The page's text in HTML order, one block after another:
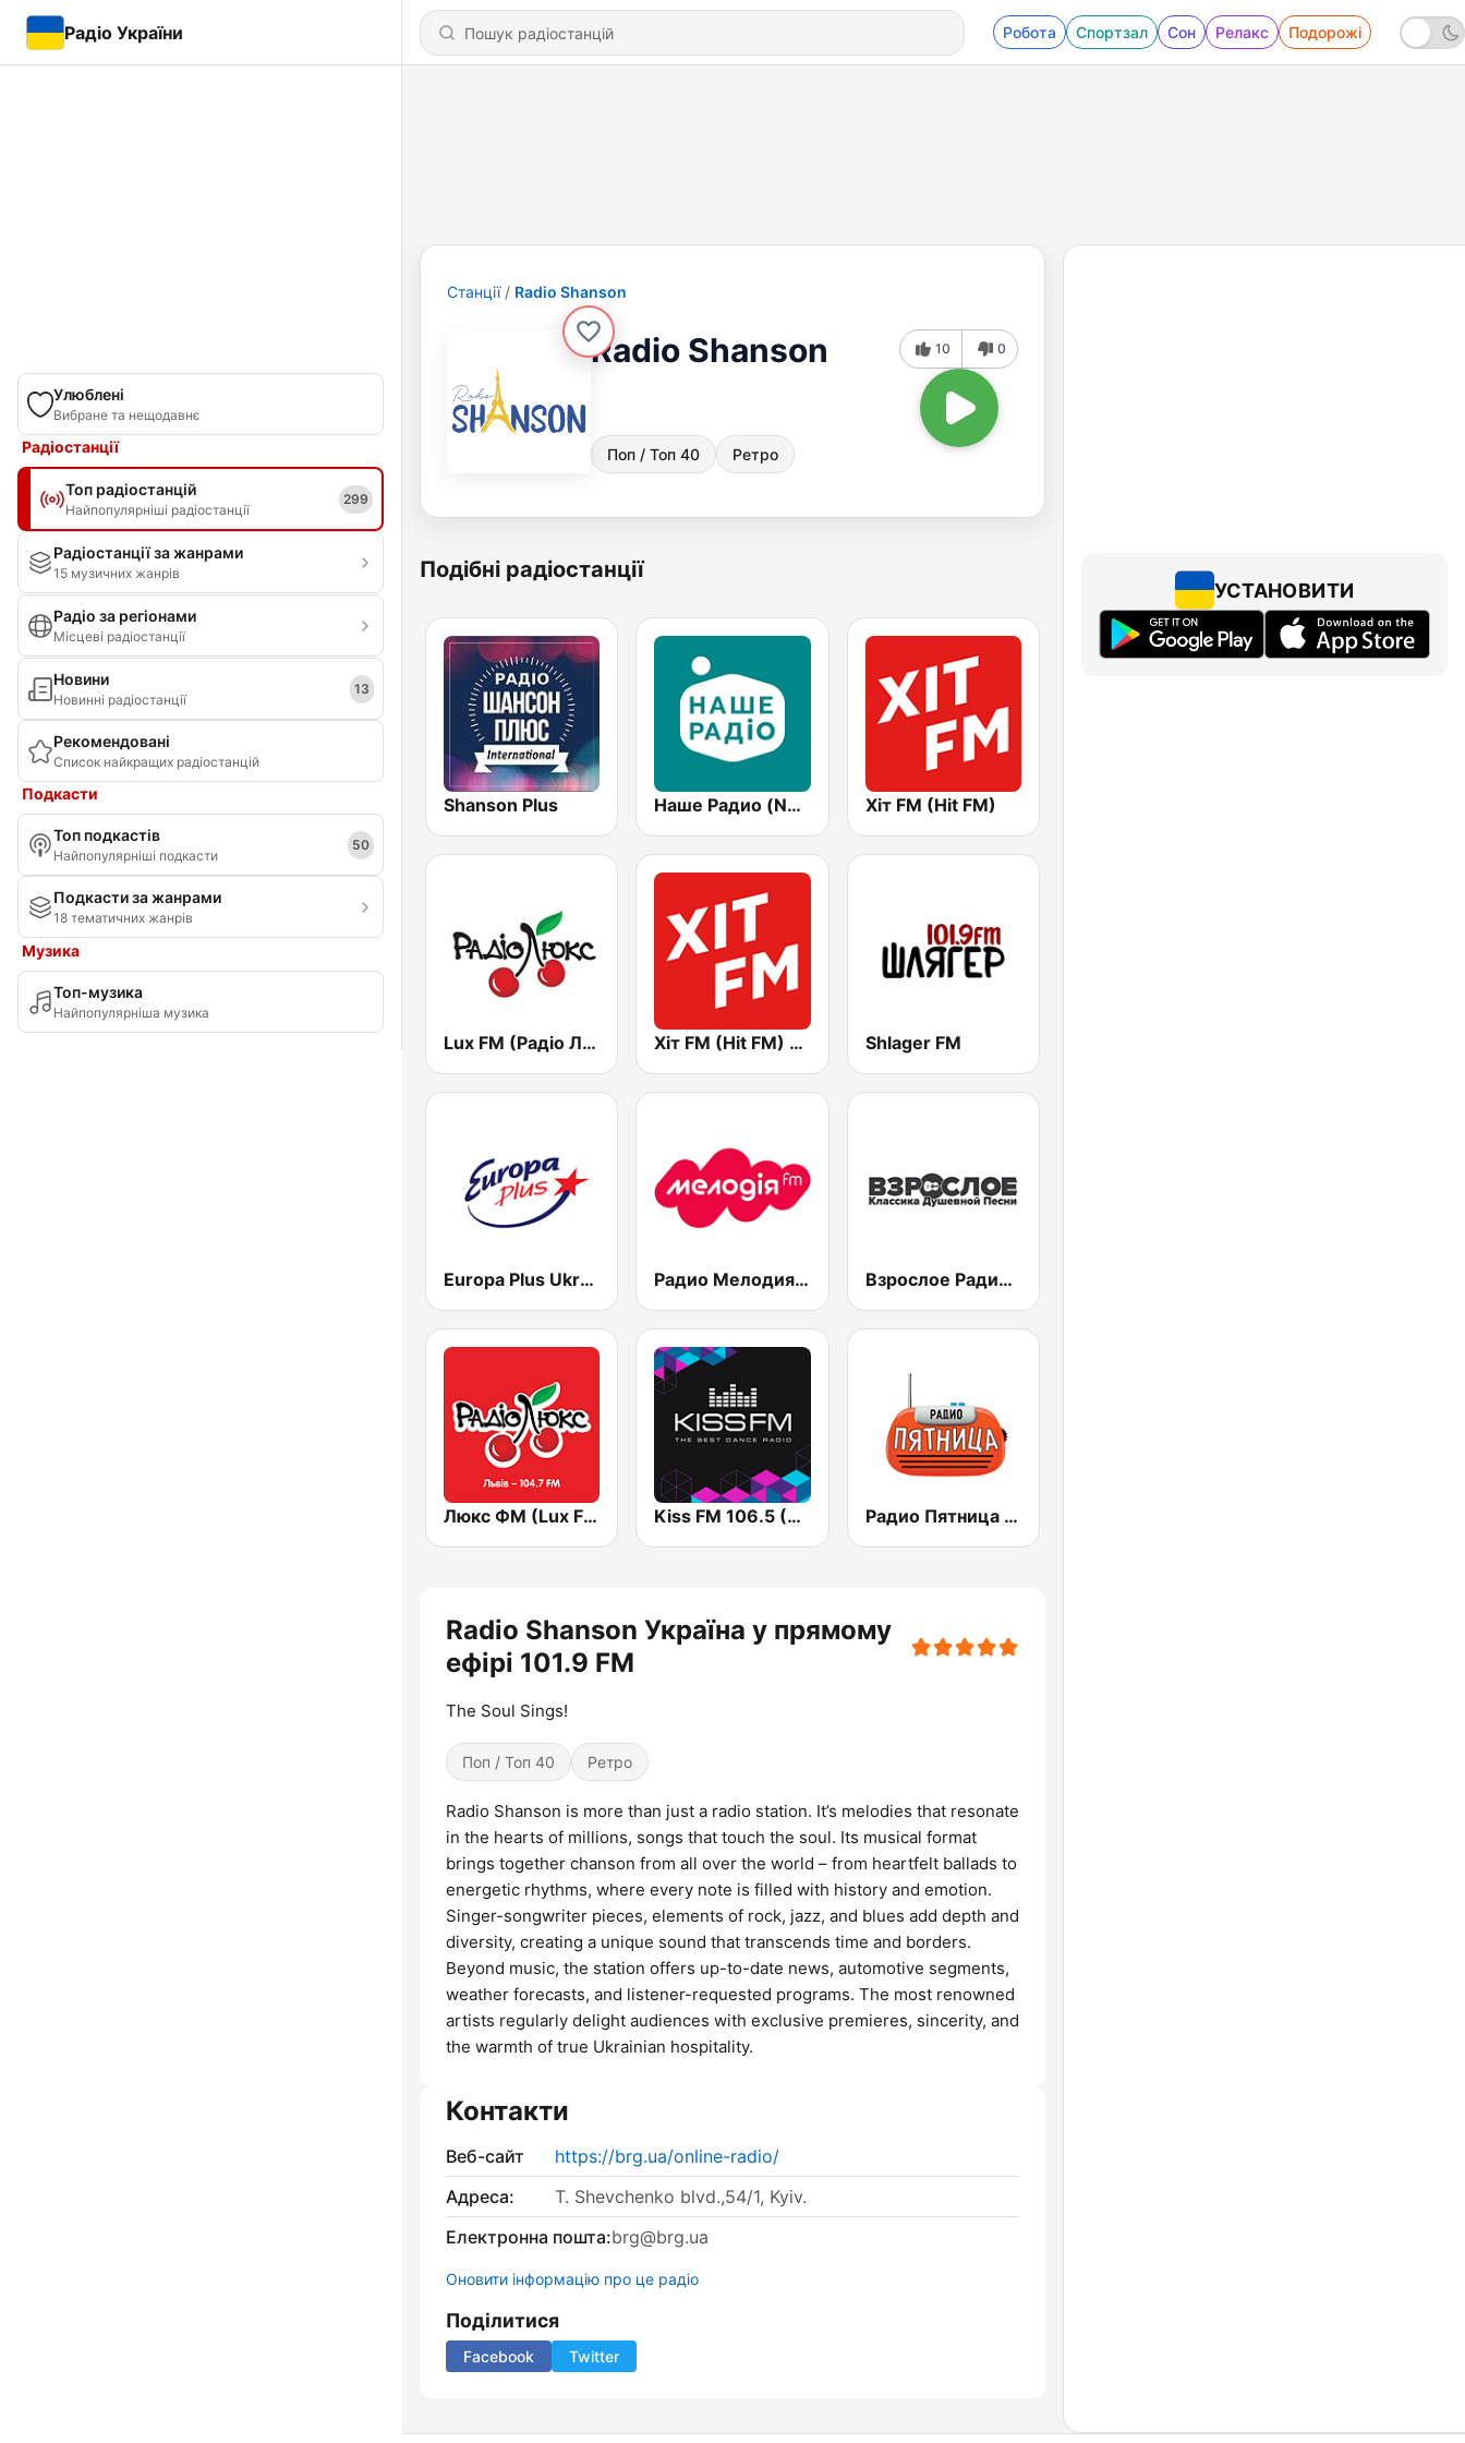
Радіо України Робота Спортзал Сон Релакс Подорожі
Улюблені
Вибране та нещодавнє
Радіостанції
Топ радіостанцій
Найпопулярніші радіостанції
299
Радіостанції за жанрами
15 музичних жанрів
Радіо за регіонами
Місцеві радіостанції
Новини
Новинні радіостанції
13
Рекомендовані
Список найкращих радіостанцій
Подкасти
Топ подкастів
Найпопулярніші подкасти
50
Подкасти за жанрами
18 тематичних жанрів
Музика
Топ-музика
Найпопулярніша музика
Станції Radio Shanson
Radio Shanson
Поп / Топ 40 Ретро
10 0
Подібні радіостанції
Shanson Plus Наше Радио (Nashe Radio) 107.9 Хіт FM (Hit FM)
Lux FM (Pадіо Люкс) Хіт FM (Hit FM) - Top Shlager FM
Europa Plus Ukraine (Европа Плюс Украина) Радио Мелодия (Radio Melodia) Взрослое Радио.Шансон
Люкс ФМ (Lux FM) Львів Kiss FM 106.5 (Кисc ФМ) Радио Пятница (Pyatnica)
Radio Shanson Україна у прямому
ефірі 101.9 FM
The Soul Sings!
Поп / Топ 40 Ретро
Radio Shanson is more than just a radio station. It’s melodies that resonate
in the hearts of millions, songs that touch the soul. Its musical format
brings together chanson from all over the world – from heartfelt ballads to
energetic rhythms, where every note is filled with history and emotion.
Singer-songwriter pieces, elements of rock, jazz, and blues add depth and
diversity, creating a unique sound that transcends time and borders.
Beyond music, the station offers up-to-date news, automotive segments,
weather forecasts, and listener-requested programs. The most renowned
artists regularly delight audiences with exclusive premieres, sincerity, and
the warmth of true Ukrainian hospitality.
Контакти
Веб-сайт
https://brg.ua/online-radio/
Адреса:
T. Shevchenko blvd.,54/1, Kyiv.
Електронна пошта:brg@brg.ua
Оновити інформацію про це радіо
Поділитися
Facebook Twitter
УСТАНОВИТИ